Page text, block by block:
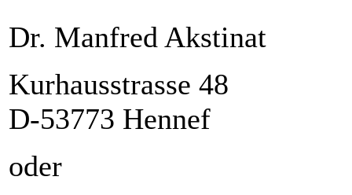
Dr. Manfred Akstinat
Kurhausstrasse 48
D-53773 Hennef
oder